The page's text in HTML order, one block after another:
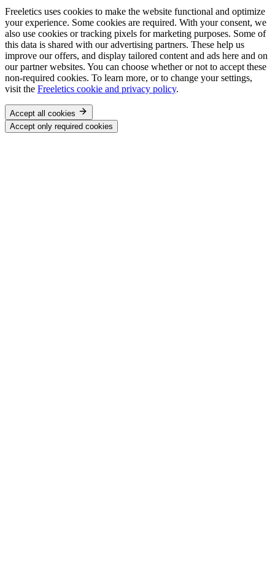
Freeletics uses cookies to make the website functional and optimize
your experience. Some cookies are required. With your consent, we
also use cookies or tracking pixels for marketing purposes. Some of
this data is shared with our advertising partners. These help us
improve our offers, and display tailored content and ads here and on
our partner websites. You can choose whether or not to accept these
non-required cookies. To learn more, or to change your settings,
visit the Freeletics cookie and privacy policy.
Accept all cookies
Accept only required cookies